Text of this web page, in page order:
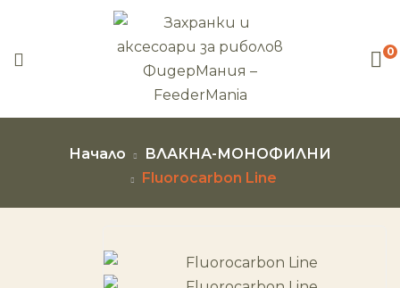
0
Начало
ВЛАКНА-МОНОФИЛНИ
Fluorocarbon Line